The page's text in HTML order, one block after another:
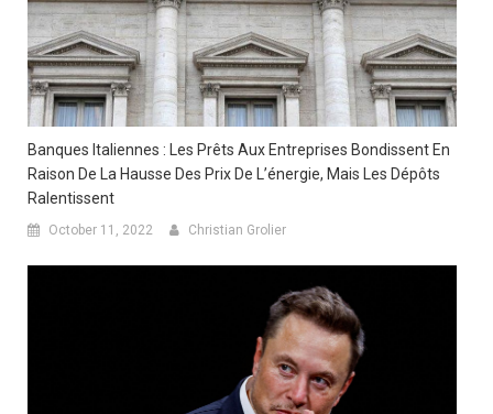
Banques Italiennes : Les Prêts Aux Entreprises Bondissent En
Raison De La Hausse Des Prix De L’énergie, Mais Les Dépôts
Ralentissent
October 11, 2022 Christian Grolier